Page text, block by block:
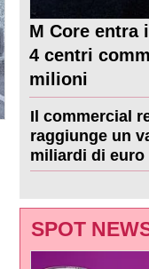
M Core entra
4 centri
milioni
Il commercial
raggiunge un
miliardi di euro
SPOT